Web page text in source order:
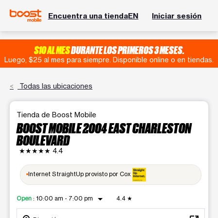
Encuentra una tiendaEN Iniciar sesión
$10 AL MESDURANTE LOS PRIMEROS 3 MESES.
Luego, $25 al mes para siempre. Disponible online o en tiendas.
Todas las ubicaciones
Tienda de Boost Mobile
BOOST MOBILE 2004 EAST CHARLESTON
BOULEVARD
★★★★★ 4.4
Internet StraightUp provisto por Cox
Open : 10:00 am - 7:00 pm arrow_drop_down 4.4 ★